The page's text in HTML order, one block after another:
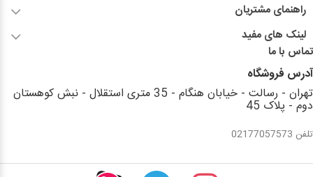
راهنمای مشتریان
لینک های مفید
تماس با ما
آدرس فروشگاه
تهران - رسالت - خیابان هنگام - 35 متری استقلال - نبش کوهستان
دوم - پلاک 45
تلفن 02177057573